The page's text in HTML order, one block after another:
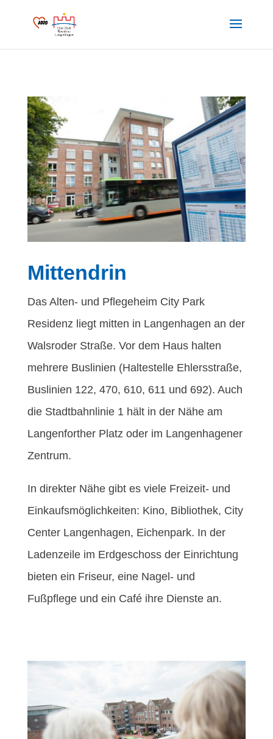
Mittendrin
Das Alten- und Pflegeheim City Park
Residenz liegt mitten in Langenhagen an der
Walsroder Straße. Vor dem Haus halten
mehrere Buslinien (Haltestelle Ehlersstraße,
Buslinien 122, 470, 610, 611 und 692). Auch
die Stadtbahnlinie 1 hält in der Nähe am
Langenforther Platz oder im Langenhagener
Zentrum.
In direkter Nähe gibt es viele Freizeit- und
Einkaufsmöglichkeiten: Kino, Bibliothek, City
Center Langenhagen, Eichenpark. In der
Ladenzeile im Erdgeschoss der Einrichtung
bieten ein Friseur, eine Nagel- und
Fußpflege und ein Café ihre Dienste an.